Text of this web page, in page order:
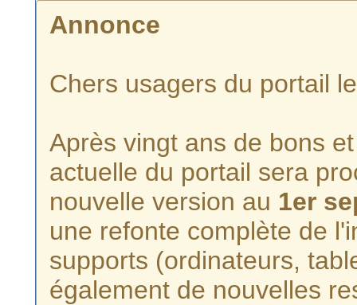
Annonce
Chers usagers du portail
Après vingt ans de bons
actuelle du portail sera
nouvelle version au 1er
une refonte complète de
supports (ordinateurs,
également de nouvelles